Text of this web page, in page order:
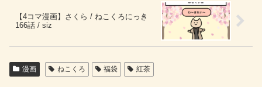
【4コマ漫画】さくら / ねこくろにっき
166話 / siz
漫画 ねこくろ 福袋 紅茶